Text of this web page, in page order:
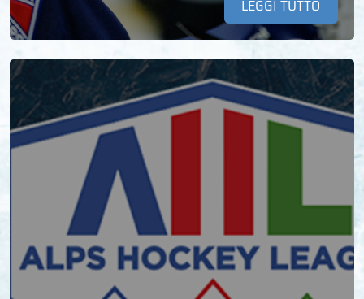
LEGGI TUTTO